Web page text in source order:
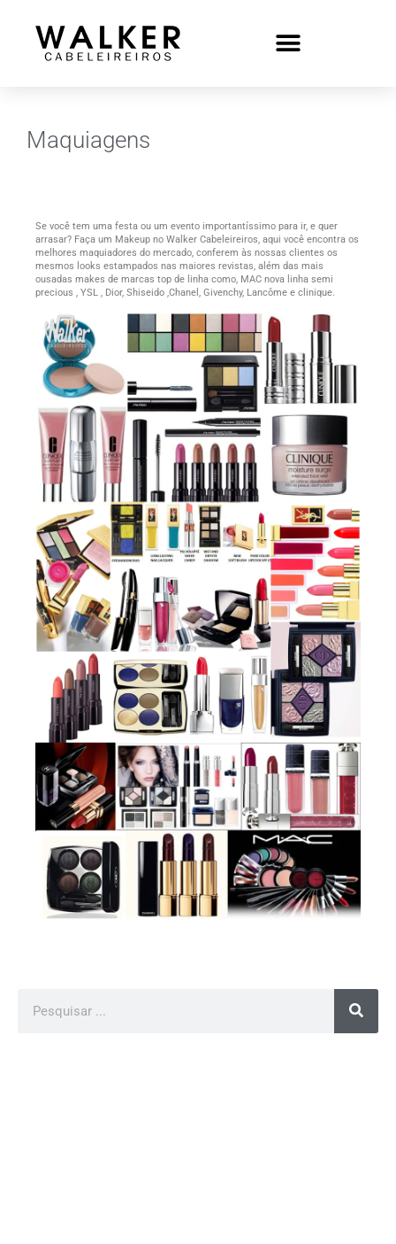
Maquiagens
Se você tem uma festa ou um evento importantíssimo para ir, e quer
arrasar? Faça um Makeup no Walker Cabeleireiros, aqui você encontra os
melhores maquiadores do mercado, conferem às nossas clientes os
mesmos looks estampados nas maiores revistas, além das mais
ousadas makes de marcas top de linha como, MAC nova linha semi
precious , YSL , Dior, Shiseido ,Chanel, Givenchy, Lancôme e clinique.